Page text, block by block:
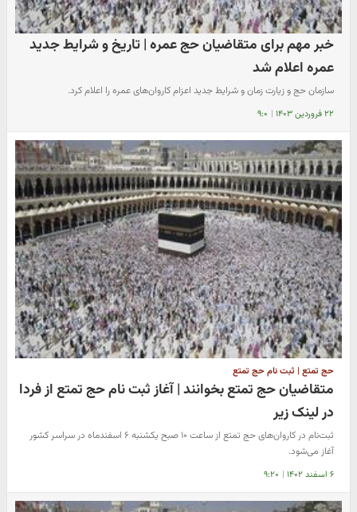
خبر مهم برای متقاضیان حج عمره | تاریخ و شرایط جدید
عمره اعلام شد
سازمان حج و زیارت زمان و شرایط جدید اعزام کاروان‌های عمره را اعلام کرد.
۲۲ فروردین ۱۴۰۳ | ۹:۰
حج تمتع | ثبت نام حج تمتع
متقاضیان حج تمتع بخوانند | آغاز ثبت نام حج تمتع از فردا
در لینک زیر
ثبت‌نام در کاروان‌های حج تمتع از ساعت ۱۰ صبح یکشنبه ۶ اسفندماه در سراسر کشور
آغاز می‌شود.
۶ اسفند ۱۴۰۲ | ۹:۲۰